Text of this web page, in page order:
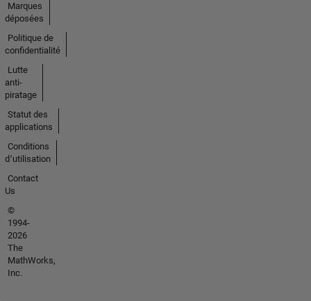
Marques
déposées
Politique de
confidentialité
Lutte
anti-
piratage
Statut des
applications
Conditions
d՚utilisation
Contact
Us
©
1994-
2026
The
MathWorks,
Inc.